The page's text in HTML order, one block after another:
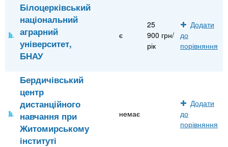
Білоцерківський
національний
аграрний
університет,
БНАУ
є
25
900 грн/
рік
Додати
до
порівняння
Бердичівський
центр
дистанційного
навчання при
Житомирському
інституті
немає
Додати
до
порівняння